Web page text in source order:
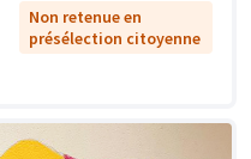
Non retenue en
présélection citoyenne